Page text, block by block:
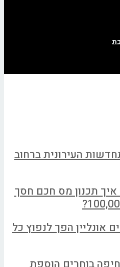
העירונית ברחוב
תכנון מס חכם חסך
אונליין הפך לנפוץ כל